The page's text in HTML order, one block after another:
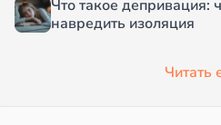
Что такое депривация:
навредить изоляция
Читать